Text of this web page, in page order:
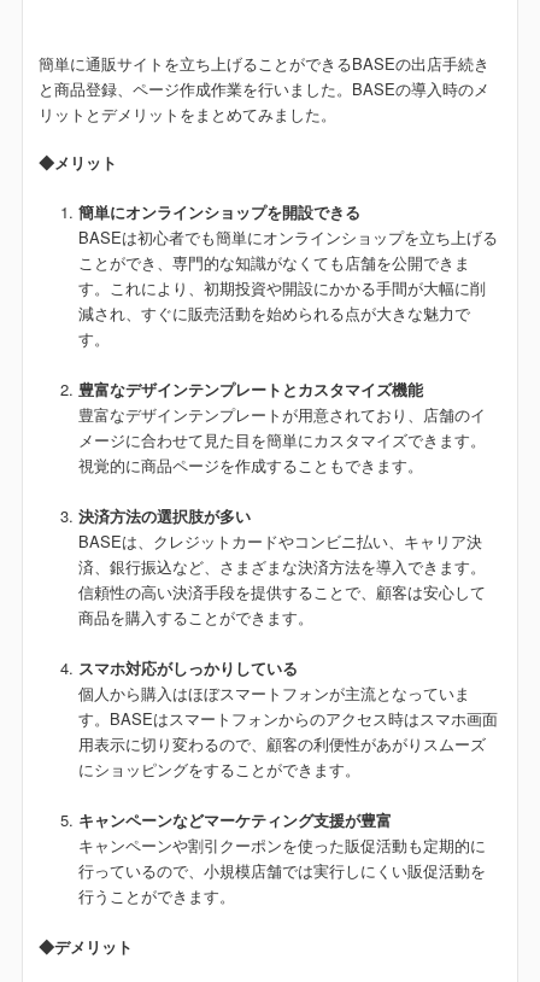
簡単に通販サイトを立ち上げることができるBASEの出店手続き
と商品登録、ページ作成作業を行いました。BASEの導入時のメ
リットとデメリットをまとめてみました。
◆メリット
簡単にオンラインショップを開設できる
BASEは初心者でも簡単にオンラインショップを立ち上げる
ことができ、専門的な知識がなくても店舗を公開できま
す。これにより、初期投資や開設にかかる手間が大幅に削
減され、すぐに販売活動を始められる点が大きな魅力で
す。
豊富なデザインテンプレートとカスタマイズ機能
豊富なデザインテンプレートが用意されており、店舗のイ
メージに合わせて見た目を簡単にカスタマイズできます。
視覚的に商品ページを作成することもできます。
決済方法の選択肢が多い
BASEは、クレジットカードやコンビニ払い、キャリア決
済、銀行振込など、さまざまな決済方法を導入できます。
信頼性の高い決済手段を提供することで、顧客は安心して
商品を購入することができます。
スマホ対応がしっかりしている
個人から購入はほぼスマートフォンが主流となっていま
す。BASEはスマートフォンからのアクセス時はスマホ画面
用表示に切り変わるので、顧客の利便性があがりスムーズ
にショッピングをすることができます。
キャンペーンなどマーケティング支援が豊富
キャンペーンや割引クーポンを使った販促活動も定期的に
行っているので、小規模店舗では実行しにくい販促活動を
行うことができます。
◆デメリット